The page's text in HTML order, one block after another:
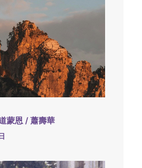
蒙恩 / 蕭壽華